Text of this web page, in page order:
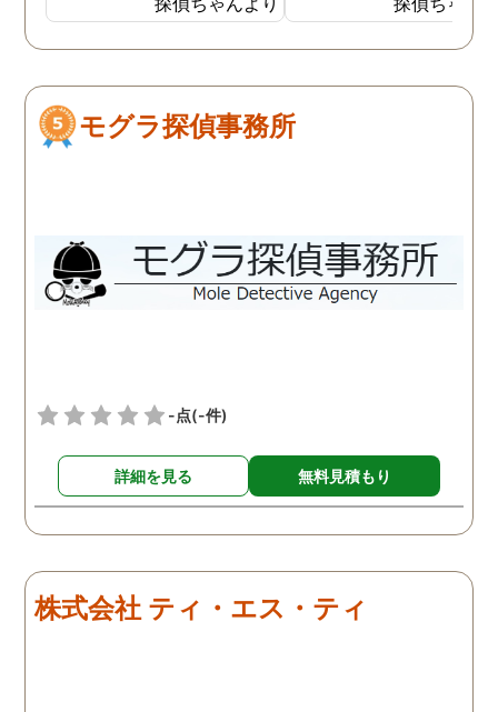
外で男と密会しているので
はないかと思い始めまし
な男と会っているのかを調
べてもらいました。１週間
かったと連絡がありまし
た。自分よりも10歳以上年
下の20代の男性と会い、し
士に依頼し、その証拠が元
で離婚となりました。 妻は
反省して男とは別れたよう
でしたが、お互い愛情はも
う冷めていることがわかっ
たので、離婚しようという
るので、浮気を疑って心配
ました。しかし追加調査
調査を失敗した時対処な
て依頼はできませんでし
中にもあくどい業者がい
らしいので、依頼の際は
くつか話を聞きに行った
モグラ探偵事務所
-点(-件)
詳細を見る 無料見積もり
株式会社 ティ・エス・ティ